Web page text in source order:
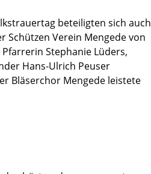
beteiligten sich auch
Schützen Verein Mengede von
Pfarrerin Stephanie Lüders,
Hans-Ulrich Peuser
Bläserchor Mengede leistete